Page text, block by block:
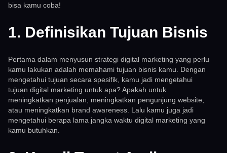
bisa kamu coba!
1. Definisikan Tujuan Bisnis
Pertama dalam menyusun strategi digital marketing yang perlu
kamu lakukan adalah memahami tujuan bisnis kamu. Dengan
mengetahui tujuan secara spesifik, kamu jadi mengetahui
tujuan digital marketing untuk apa? Apakah untuk
meningkatkan penjualan, meningkatkan pengunjung website,
atau meningkatkan brand awareness. Lalu kamu juga jadi
mengetahui berapa lama jangka waktu digital marketing yang
kamu butuhkan.